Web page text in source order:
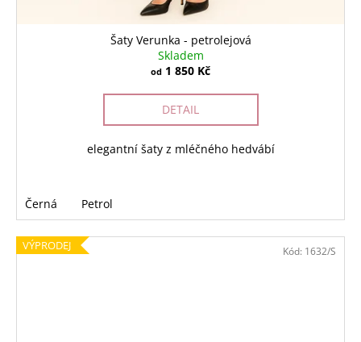
Šaty Verunka - petrolejová
Skladem
od 1 850 Kč
DETAIL
elegantní šaty z mléčného hedvábí
Černá Petrol
VÝPRODEJ Kód: 1632/S